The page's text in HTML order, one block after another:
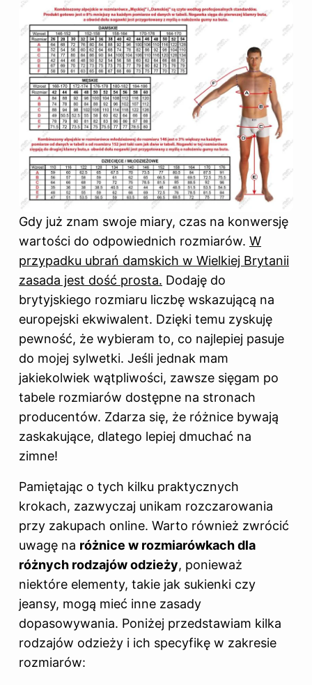
Gdy już znam swoje miary, czas na konwersję
wartości do odpowiednich rozmiarów. W
przypadku ubrań damskich w Wielkiej Brytanii
zasada jest dość prosta. Dodaję do
brytyjskiego rozmiaru liczbę wskazującą na
europejski ekwiwalent. Dzięki temu zyskuję
pewność, że wybieram to, co najlepiej pasuje
do mojej sylwetki. Jeśli jednak mam
jakiekolwiek wątpliwości, zawsze sięgam po
tabele rozmiarów dostępne na stronach
producentów. Zdarza się, że różnice bywają
zaskakujące, dlatego lepiej dmuchać na
zimne!
Pamiętając o tych kilku praktycznych
krokach, zazwyczaj unikam rozczarowania
przy zakupach online. Warto również zwrócić
uwagę na różnice w rozmiarówkach dla
różnych rodzajów odzieży, ponieważ
niektóre elementy, takie jak sukienki czy
jeansy, mogą mieć inne zasady
dopasowywania. Poniżej przedstawiam kilka
rodzajów odzieży i ich specyfikę w zakresie
rozmiarów: